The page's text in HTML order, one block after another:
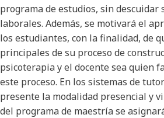
programa de estudios, sin descuidar
laborales. Además, se motivará el
los estudiantes, con la finalidad, de
principales de su proceso de
psicoterapia y el docente sea quien
este proceso. En los sistemas de
presente la modalidad presencial y
del programa de maestría se